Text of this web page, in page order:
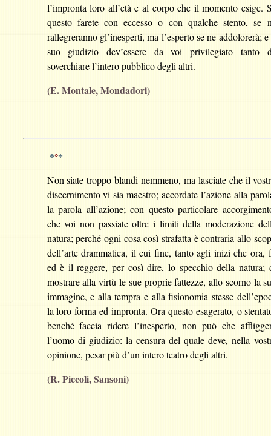
l’impronta loro all’età e al corpo che il momento esige.
questo farete con eccesso o con qualche stento, se
rallegreranno gl’inesperti, ma l’esperto se ne addolorerà;
suo giudizio dev’essere da voi privilegiato tanto
soverchiare l’intero pubblico degli altri.
(E. Montale, Mondadori)
*°*
Non siate troppo blandi nemmeno, ma lasciate che il
discernimento vi sia maestro; accordate l’azione alla
la parola all’azione; con questo particolare
che voi non passiate oltre i limiti della moderazione
natura; perché ogni cosa così strafatta è contraria allo
dell’arte drammatica, il cui fine, tanto agli inizi che ora,
ed è il reggere, per così dire, lo specchio della natura;
mostrare alla virtù le sue proprie fattezze, allo scorno la
immagine, e alla tempra e alla fisionomia stesse
la loro forma ed impronta. Ora questo esagerato, o
benché faccia ridere l’inesperto, non può che
l’uomo di giudizio: la censura del quale deve, nella
opinione, pesar più d’un intero teatro degli altri.
(R. Piccoli, Sansoni)